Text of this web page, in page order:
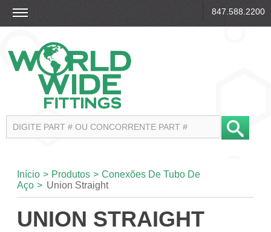
847.588.2200
Início > Produtos > Conexões De Tubo De
Aço > Union Straight
UNION STRAIGHT